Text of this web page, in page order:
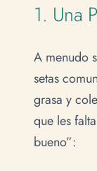
1. Una
A menudo
setas
grasa y
que les
bueno”: